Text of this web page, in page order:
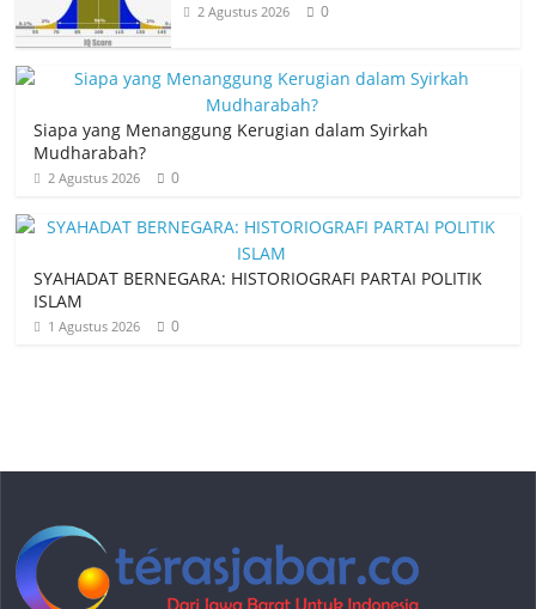
2 Agustus 2026 0
Siapa yang Menanggung Kerugian dalam Syirkah
Mudharabah?
2 Agustus 2026 0
SYAHADAT BERNEGARA: HISTORIOGRAFI PARTAI POLITIK
ISLAM
1 Agustus 2026 0